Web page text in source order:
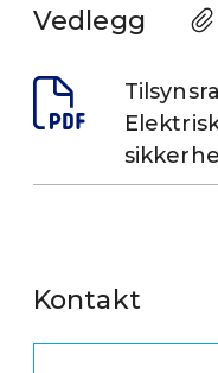
Vedlegg
Kontakt